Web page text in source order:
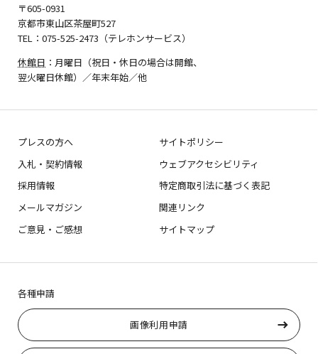
〒605-0931
京都市東山区茶屋町527
TEL：075-525-2473（テレホンサービス）
休館日 ：月曜日（祝日・休日の場合は開館、
翌火曜日休館）／年末年始／他
プレスの方へ
サイトポリシー
入札・契約情報
ウェブアクセシビリティ
採用情報
特定商取引法に基づく表記
メールマガジン
関連リンク
ご意見・ご感想
サイトマップ
各種申請
画像利用申請